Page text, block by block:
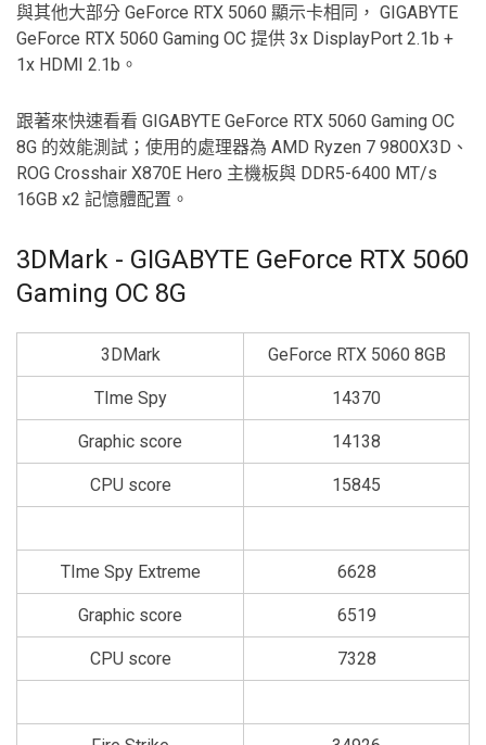
與其他大部分 GeForce RTX 5060 顯示卡相同， GIGABYTE
GeForce RTX 5060 Gaming OC 提供 3x DisplayPort 2.1b +
1x HDMI 2.1b。
跟著來快速看看 GIGABYTE GeForce RTX 5060 Gaming OC
8G 的效能測試；使用的處理器為 AMD Ryzen 7 9800X3D、
ROG Crosshair X870E Hero 主機板與 DDR5-6400 MT/s
16GB x2 記憶體配置。
3DMark - GIGABYTE GeForce RTX 5060
Gaming OC 8G
3DMark GeForce RTX 5060 8GB
TIme Spy 14370
Graphic score 14138
CPU score 15845
TIme Spy Extreme 6628
Graphic score 6519
CPU score 7328